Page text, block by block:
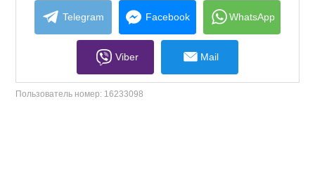
collapse
contents
Telegram Facebook WhatsApp
Viber Mail
Пользователь номер: 16233098